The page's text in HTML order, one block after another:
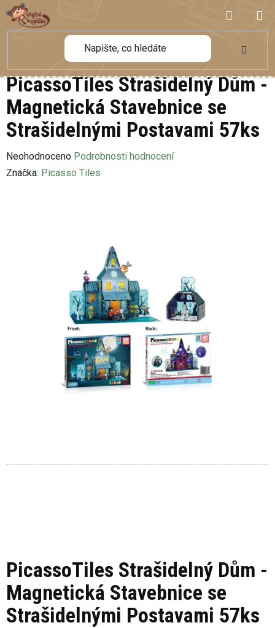
Přejít
na
obsah
KOŠÍK
PicassoTiles Strašidelný Dům -
Magnetická Stavebnice se
Strašidelnými Postavami 57ks
PicassoTiles Strašidelný Dům -
Magnetická Stavebnice se
Strašidelnými Postavami 57ks
Průměrné
hodnocení
Neohodnoceno Podrobnosti hodnocení
Značka: Picasso Tiles